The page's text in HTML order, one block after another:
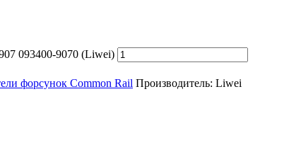
093400-9070 (Liwei)
форсунок Common Rail Производитель: Liwei